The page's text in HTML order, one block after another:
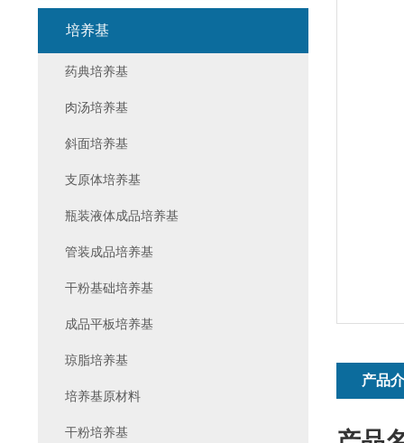
产品
培养基
药典培养基
肉汤培养基
斜面培养基
支原体培养基
瓶装液体成品培养基
管装成品培养基
干粉基础培养基
成品平板培养基
琼脂培养基
培养基原材料
干粉培养基